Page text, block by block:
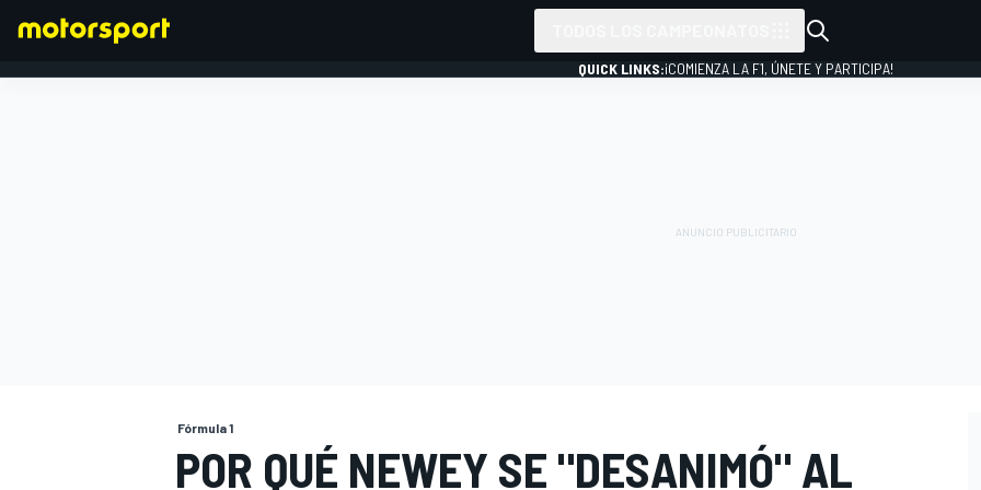
QUICK LINKS:¡COMIENZA LA F1, ÚNETE Y PARTICIPA!
Fórmula 1
POR QUÉ NEWEY SE "DESANIMÓ" AL